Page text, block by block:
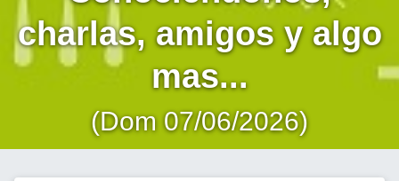
charlas, amigos y algo
mas...
(Dom 07/06/2026)